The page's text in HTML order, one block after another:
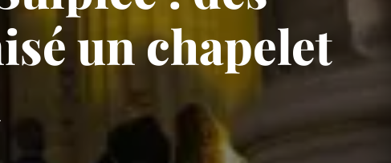
un chapelet